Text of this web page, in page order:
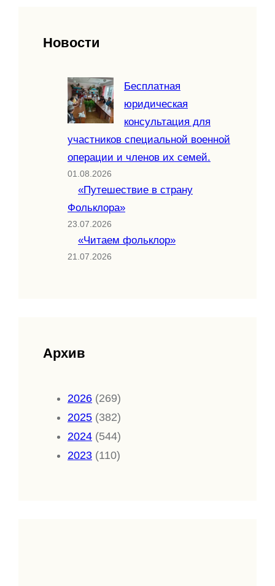
Новости
Бесплатная
юридическая
консультация для
участников специальной военной
операции и членов их семей.
01.08.2026
«Путешествие в страну
Фольклора»
23.07.2026
«Читаем фольклор»
21.07.2026
Архив
2026 (269)
2025 (382)
2024 (544)
2023 (110)